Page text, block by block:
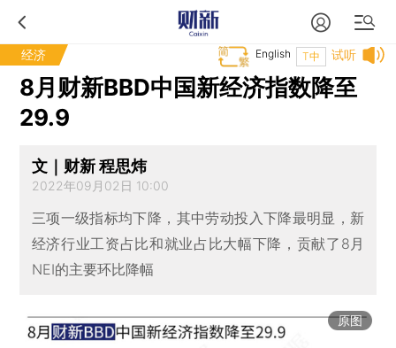
经济 试听
T中
English
8月财新BBD中国新经济指数降至
29.9
文｜财新 程思炜
2022年09月02日 10:00
三项一级指标均下降，其中劳动投入下降最明显，新
经济行业工资占比和就业占比大幅下降，贡献了8月
NEI的主要环比降幅
原图